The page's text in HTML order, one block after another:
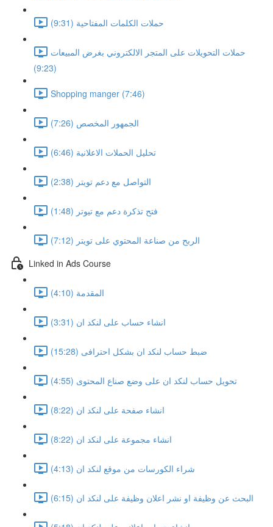
حملات الكلمات المفتاحية (9:31)
حملات التحويلات على المتجر الالكتروني بغرض المبيعات
(9:23)
Shopping manger (7:46)
الجمهور المخصص (7:26)
تحليل الحملات الاعلانية (6:46)
التواصل مع دعم تويتر (2:38)
فتح تذكرة دعم مع تيوتر (1:48)
الربح من صناعة المحتوي على تويتر (7:12)
Linked in Ads Course
المقدمة (4:10)
انشاء حساب على لنكد ان (3:31)
ضبط حساب لنكد ان بشكل احترافى (15:28)
تحويل حساب لنكد ان على وضع صناع المحتوى (4:55)
انشاء صفحة على لنكد ان (8:22)
انشاء مجموعة على لنكد ان (8:22)
شراء الكورسات من موقع لنكد ان (4:13)
البحث عن وظيفة او نشر اعلان وظيفة على لنكد ان (6:15)